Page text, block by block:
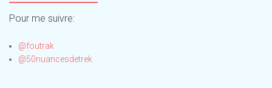
Pour me suivre:
@foutrak
@50nuancesdetrek